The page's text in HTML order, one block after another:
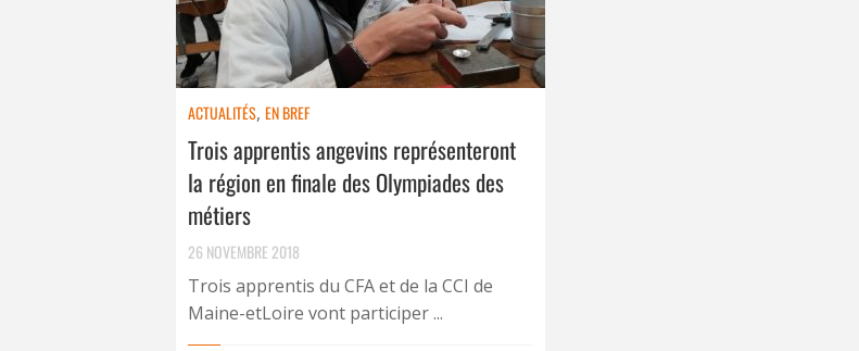
ACTUALITÉS, EN BREF
Trois apprentis angevins représenteront
la région en finale des Olympiades des
métiers
26 NOVEMBRE 2018
Trois apprentis du CFA et de la CCI de
Maine-etLoire vont participer ...